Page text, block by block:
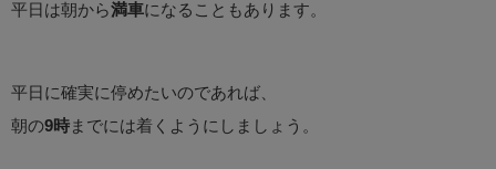
平日は朝から満車になることもあります。
平日に確実に停めたいのであれば、
朝の9時 までには着くようにしましょう。